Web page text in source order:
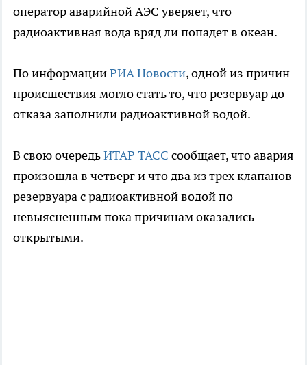
оператор аварийной АЭС уверяет, что
радиоактивная вода вряд ли попадет в океан.
По информацииРИА Новости, одной из причин
происшествия могло стать то, что резервуар до
отказа заполнили радиоактивной водой.
В свою очередьИТАР ТАСС сообщает, что авария
произошла в четверг и что два из трех клапанов
резервуара с радиоактивной водой по
невыясненным пока причинам оказались
открытыми.